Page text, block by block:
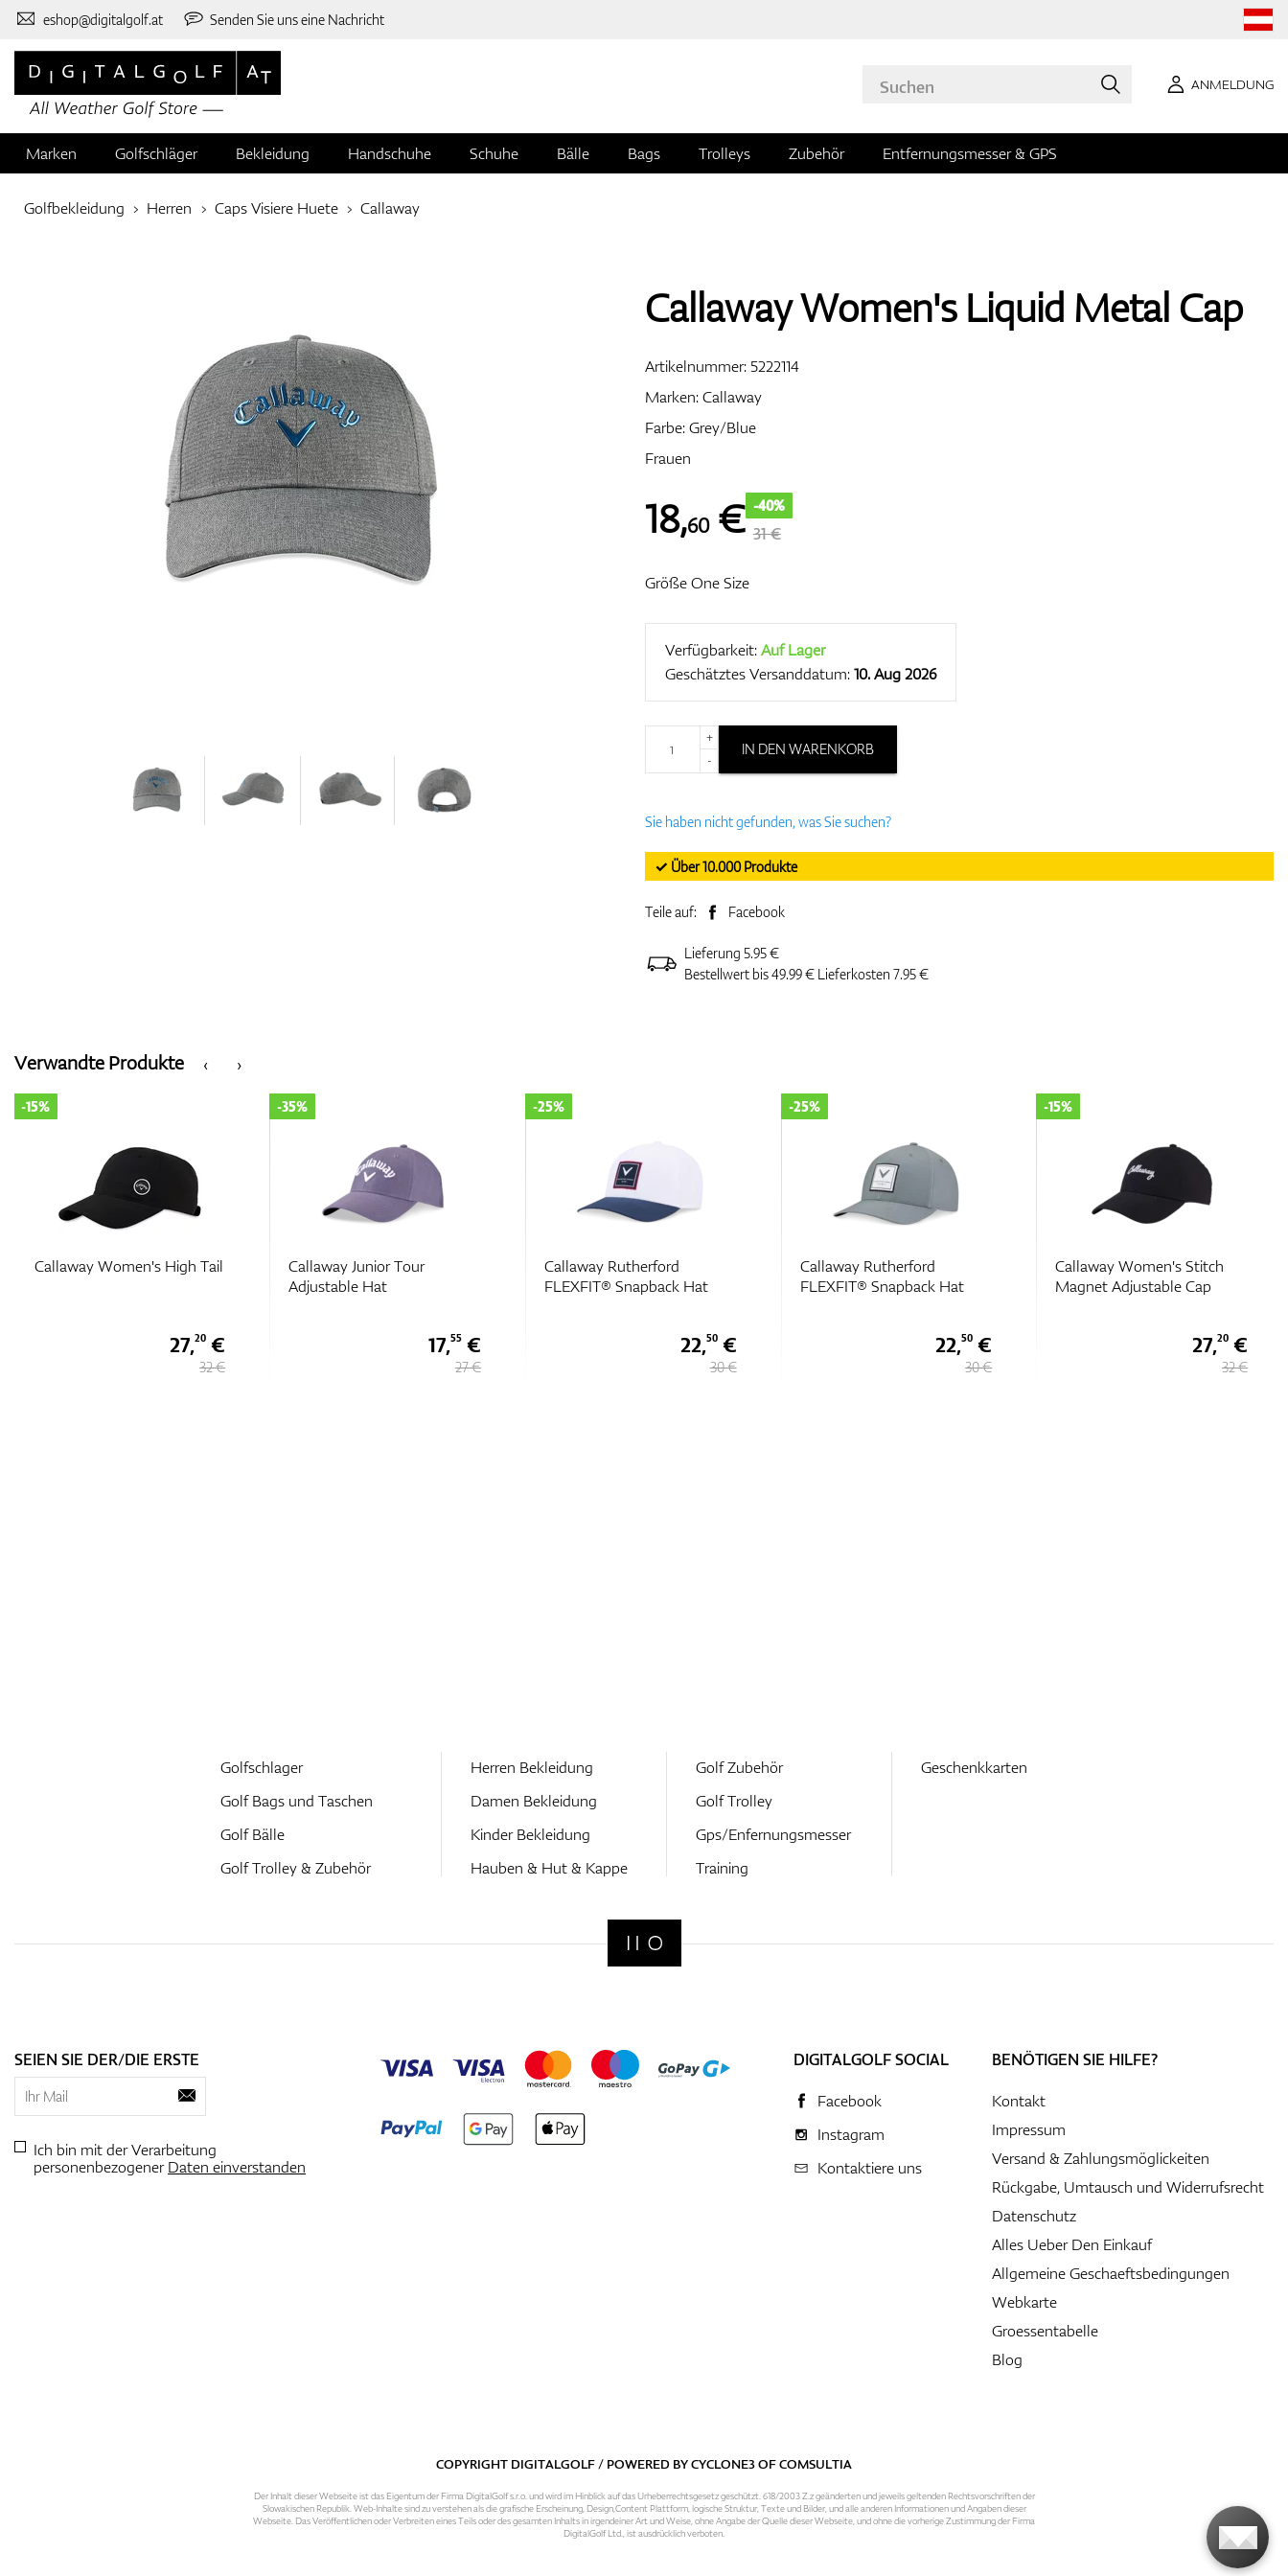
eshop@digitalgolf.at Senden Sie uns eine Nachricht
ANMELDUNG
Marken Golfschläger Bekleidung Handschuhe Schuhe Bälle Bags Trolleys Zubehör Entfernungsmesser & GPS
Golfbekleidung Herren Caps Visiere Huete Callaway
Callaway Women's Liquid Metal Cap
Artikelnummer:5222114
Marken:Callaway
Farbe: Grey/Blue
Frauen
18,60€ -40%
31 €
Größe One Size
Verfügbarkeit:Auf Lager
Geschätztes Versanddatum:10. Aug 2026
+
-
IN DEN WARENKORB
Sie haben nicht gefunden, was Sie suchen?
✓ Über 10.000 Produkte
Teile auf: Facebook
Lieferung 5.95 €
Bestellwert bis 49.99 € Lieferkosten 7.95 €
‹
Verwandte Produkte ›
Callaway Women's High Tail
-15%
27,20 €
32 €
Callaway Junior Tour
Adjustable Hat
-35%
17,55€
27 €
Callaway Rutherford
FLEXFIT® Snapback Hat
-25%
22,50€
30 €
Callaway Rutherford
FLEXFIT® Snapback Hat
-25%
22,50 €
30 €
Callaway Women's Stitch
Magnet Adjustable Cap
-15%
27,20€
32 €
Golfschlager
Golf Bags und Taschen
Golf Bälle
Golf Trolley & Zubehör
Herren Bekleidung
Damen Bekleidung
Kinder Bekleidung
Hauben & Hut & Kappe
Golf Zubehör
Golf Trolley
Gps/Enfernungsmesser
Training
Geschenkkarten
SEIEN SIE DER/DIE ERSTE
Ich bin mit der Verarbeitung
personenbezogenerDaten einverstanden
DIGITALGOLF SOCIAL
Facebook
Instagram
Kontaktiere uns
BENÖTIGEN SIE HILFE?
Kontakt
Impressum
Versand & Zahlungsmöglickeiten
Rückgabe, Umtausch und Widerrufsrecht
Datenschutz
Alles Ueber Den Einkauf
Allgemeine Geschaeftsbedingungen
Webkarte
Groessentabelle
Blog
COPYRIGHT DIGITALGOLF / POWERED BYCYCLONE3OFCOMSULTIA
Der Inhalt dieser Webseite ist das Eigentum der Firma DigitalGolf s.r.o. und wird im Hinblick auf das Urheberrechtsgesetz geschützt. 618/2003 Z.z geänderten und jeweils geltenden Rechtsvorschriften der
Slowakischen Republik. Web-Inhalte sind zu verstehen als die grafische Erscheinung, Design,Content Plattform, logische Struktur, Texte und Bilder, und alle anderen Informationen und Angaben dieser
Webseite. Das Veröffentlichen oder Verbreiten eines Teils oder des gesamten Inhalts in irgendeiner Art und Weise, ohne Angabe der Quelle dieser Webseite, und ohne die vorherige Zustimmung der Firma
DigitalGolf Ltd., ist ausdrücklich verboten.